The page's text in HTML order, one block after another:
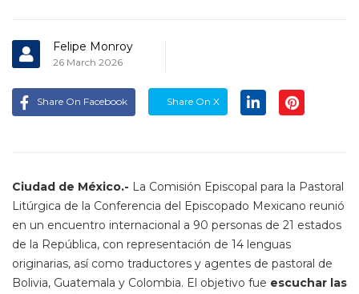
Felipe Monroy
26 March 2026
Share On Facebook Share On X
Ciudad de México.- La Comisión Episcopal para la Pastoral
Litúrgica de la Conferencia del Episcopado Mexicano reunió
en un encuentro internacional a 90 personas de 21 estados
de la República, con representación de 14 lenguas
originarias, así como traductores y agentes de pastoral de
Bolivia, Guatemala y Colombia. El objetivo fue escuchar las